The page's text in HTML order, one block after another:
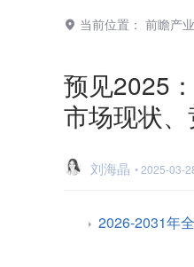
当前位置： 前瞻产
预见2025
市场现状、
刘海晶 • 2025-03-
2026-2031年